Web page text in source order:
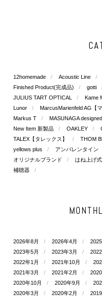
12homemade Acoustic Line
Finished Product(完成品)
gotti
JULIUS TART OPTICAL
Kame
Lunor
MarcusMarienfeld AG【
Markus T
MASUNAGA
New Item 新製品
OAKLEY
TALEX【タレックス】
THOM
yellows plus
アンバレンタイン
オリジナルブランド
はね上げ
補聴器
2026年8月 2026年4月
2023年5月
2023年3月
2022年1月
2021年10月
2021年3月
2021年2月
2020年10月
2020年9月
2020年3月
2020年2月